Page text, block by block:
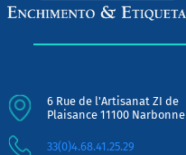
6 Rue de l'Artisanat ZI de
Plaisance 11100 Narbonne
33(0)4.68.41.25.29